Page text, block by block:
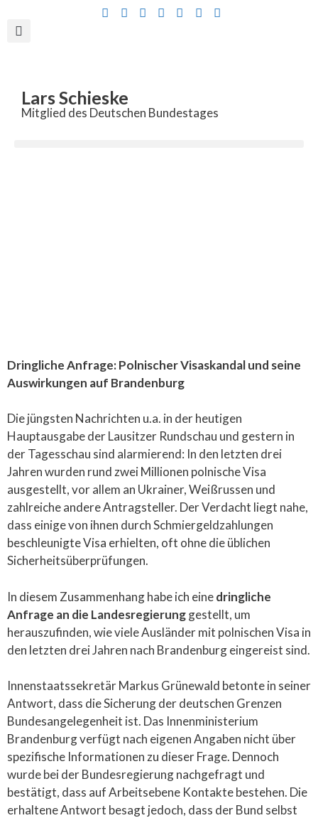
Lars Schieske
Mitglied des Deutschen Bundestages
Dringliche Anfrage: Polnischer Visaskandal und seine
Auswirkungen auf Brandenburg
Die jüngsten Nachrichten u.a. in der heutigen
Hauptausgabe der Lausitzer Rundschau und gestern in
der Tagesschau sind alarmierend: In den letzten drei
Jahren wurden rund zwei Millionen polnische Visa
ausgestellt, vor allem an Ukrainer, Weißrussen und
zahlreiche andere Antragsteller. Der Verdacht liegt nahe,
dass einige von ihnen durch Schmiergeldzahlungen
beschleunigte Visa erhielten, oft ohne die üblichen
Sicherheitsüberprüfungen.
In diesem Zusammenhang habe ich einedringliche
Anfrage an die Landesregierunggestellt, um
herauszufinden, wie viele Ausländer mit polnischen Visa in
den letzten drei Jahren nach Brandenburg eingereist sind.
Innenstaatssekretär Markus Grünewald betonte in seiner
Antwort, dass die Sicherung der deutschen Grenzen
Bundesangelegenheit ist. Das Innenministerium
Brandenburg verfügt nach eigenen Angaben nicht über
spezifische Informationen zu dieser Frage. Dennoch
wurde bei der Bundesregierung nachgefragt und
bestätigt, dass auf Arbeitsebene Kontakte bestehen. Die
erhaltene Antwort besagt jedoch, dass der Bund selbst